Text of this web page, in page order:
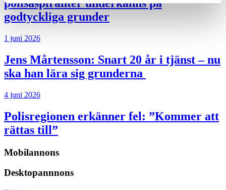
polisaspiranter underkänns på
godtyckliga grunder
1 juni 2026
Jens Mårtensson: Snart 20 år i tjänst – nu
ska han lära sig grunderna
4 juni 2026
Polisregionen erkänner fel: ”Kommer att
rättas till”
Mobilannons
Desktopannnons